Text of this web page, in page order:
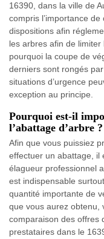
16390, dans la ville de
compris l’importance
dispositions afin
les arbres afin de limiter
pourquoi la coupe de
derniers sont rongés
situations d’urgence
exception au principe.
Pourquoi est-il
l’abattage d’arbre ?
Afin que vous puissiez
effectuer un abattage, il
élagueur professionnel
est indispensable
quantité importante de
que vous aurez obtenu,
comparaison des offres
prestataires dans le